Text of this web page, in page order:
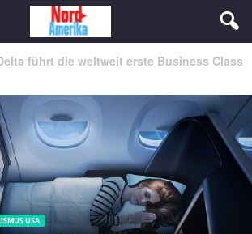
führt die weltweit erste Business Class
USA